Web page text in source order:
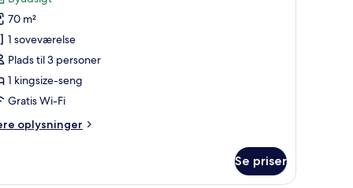
70 m²
1 soveværelse
Plads til 3 personer
1 kingsize-seng
Gratis Wi-Fi
oplysninger
Se priser